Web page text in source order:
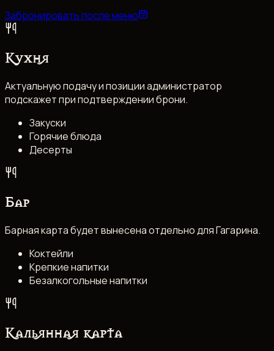
Забронировать после меню
Кухня
Актуальную подачу и позиции администратор
подскажет при подтверждении брони.
Закуски
Горячие блюда
Десерты
Бар
Барная карта будет вынесена отдельно для Гагарина.
Коктейли
Крепкие напитки
Безалкогольные напитки
Кальянная карта